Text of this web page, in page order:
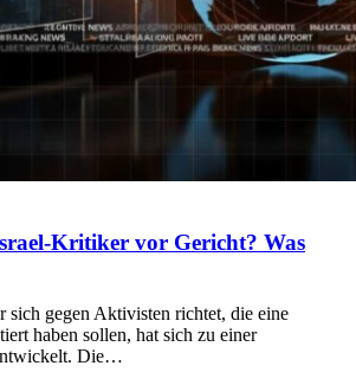
Kritiker vor Gericht? Was
sich gegen Aktivisten richtet, die eine
haben sollen, hat sich zu einer
Die…